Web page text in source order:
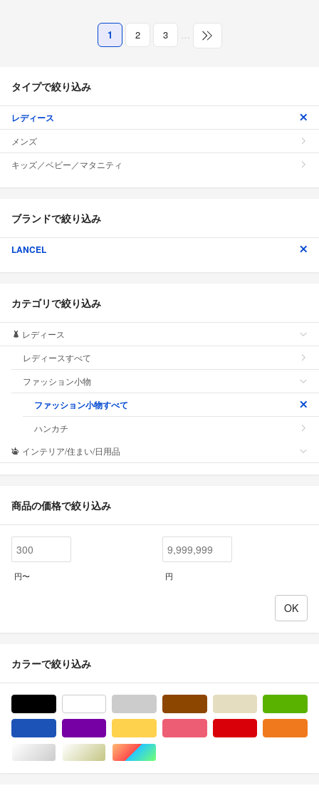
1 2 3 …
タイプで絞り込み
レディース
メンズ
キッズ／ベビー／マタニティ
ブランドで絞り込み
LANCEL
カテゴリで絞り込み
レディース
レディースすべて
ファッション小物
ファッション小物すべて
ハンカチ
インテリア/住まい/日用品
商品の価格で絞り込み
円〜 円
カラーで絞り込み
シルバー/銀色系ゴールド/金色系マルチカラー